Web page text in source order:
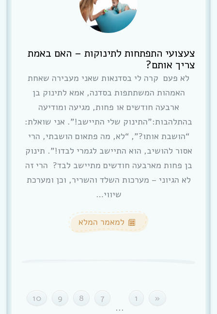
צעצועי התפתחות לתינוקות – האם באמת
צריך אותם?
לא פעם קרה לי בסדנאות שאני מעבירה שאחת
האמהות המשתתפות בסדנה, אמא לתינוק בן
ארבעה חודשים או פחות, מגיעה ומודיעה
בהתלהבות:”התינוק שלי התיישב!”. אני שואלת:
“הושבת אותו?”, “לא, מה פתאום הושבתי, הרי
אסור להושיב, הוא התיישב לגמרי לבדו!”. תינוק
בן פחות מארבעה חודשים מתיישב לבד? הרי זה
לא הגיוני – מערכות השלד והשריר, וכן ומערכת
שיווי…
למאמר המלא
«
1
...
7
8
9
10